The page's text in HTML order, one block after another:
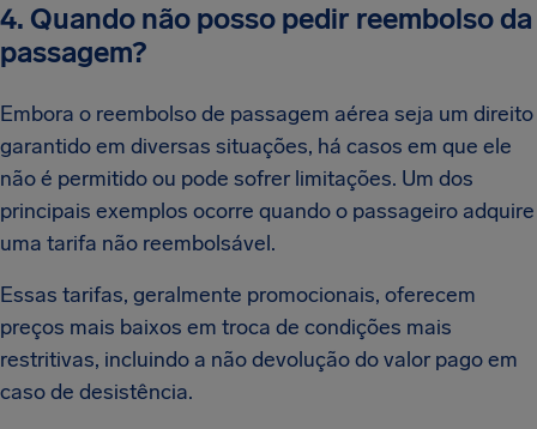
4. Quando não posso pedir reembolso da
passagem?
Embora o reembolso de passagem aérea seja um direito
garantido em diversas situações, há casos em que ele
não é permitido ou pode sofrer limitações. Um dos
principais exemplos ocorre quando o passageiro adquire
uma tarifa não reembolsável.
Essas tarifas, geralmente promocionais, oferecem
preços mais baixos em troca de condições mais
restritivas, incluindo a não devolução do valor pago em
caso de desistência.